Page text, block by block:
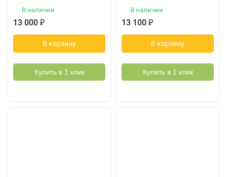
В наличии
13 000 ₽
В корзину
Купить в 1 клик
В наличии
13 100 ₽
В корзину
Купить в 1 клик